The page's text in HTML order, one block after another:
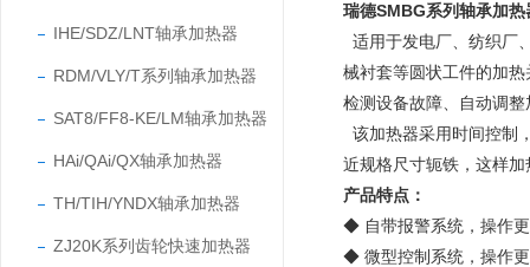
IHE/SDZ/LNT轴承加热器
RDM/VLY/T系列轴承加热器
SAT8/FF8-KE/LM轴承加热器
HAi/QAi/QX轴承加热器
TH/TIH/YNDX轴承加热器
ZJ20K系列齿轮快速加热器
瑞德SMBG系列轴承加热
适用于发电厂、纺织厂
械衬套等圆状工件的加
检测设备故障、自动调
该加热器采用时间控制
近规格尺寸轭铁，这样
产品特点：
◆ 自带报警系统，操作
◆ 微型控制系统，操作